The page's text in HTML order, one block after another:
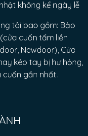
không kể ngày lễ
tôi bao gồm: Bảo
cuốn tấm liền
Newdoor), Cửa
kéo tay bị hư hỏng,
cuốn gần nhất.